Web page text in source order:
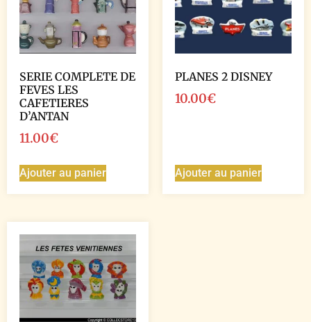
SERIE COMPLETE DE
FEVES LES
CAFETIERES
D’ANTAN
11.00€
Ajouter au panier
PLANES 2 DISNEY
10.00€
Ajouter au panier